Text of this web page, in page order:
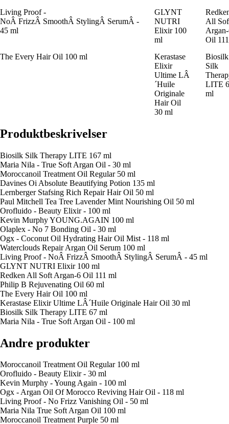
Living Proof -
NoÂ FrizzÂ SmoothÂ StylingÂ SerumÂ -
45 ml
GLYNT
NUTRI
Elixir 100
ml
All
Oil
The Every Hair Oil 100 ml
Kerastase
Elixir
Ultime LÂ
´Huile
Originale
Hair Oil
30 ml
Biosilk
Silk
LITE
ml
Produktbeskrivelser
Biosilk Silk Therapy LITE 167 ml
Maria Nila - True Soft Argan Oil - 30 ml
Moroccanoil Treatment Oil Regular 50 ml
Davines Oi Absolute Beautifying Potion 135 ml
Lernberger Stafsing Rich Repair Hair Oil 50 ml
Paul Mitchell Tea Tree Lavender Mint Nourishing Oil 50 ml
Orofluido - Beauty Elixir - 100 ml
Kevin Murphy YOUNG.AGAIN 100 ml
Olaplex - No 7 Bonding Oil - 30 ml
Ogx - Coconut Oil Hydrating Hair Oil Mist - 118 ml
Waterclouds Repair Argan Oil Serum 100 ml
Living Proof - NoÂ FrizzÂ SmoothÂ StylingÂ SerumÂ - 45 ml
GLYNT NUTRI Elixir 100 ml
Redken All Soft Argan-6 Oil 111 ml
Philip B Rejuvenating Oil 60 ml
The Every Hair Oil 100 ml
Kerastase Elixir Ultime LÂ´Huile Originale Hair Oil 30 ml
Biosilk Silk Therapy LITE 67 ml
Maria Nila - True Soft Argan Oil - 100 ml
Andre produkter
Moroccanoil Treatment Oil Regular 100 ml
Orofluido - Beauty Elixir - 30 ml
Kevin Murphy - Young Again - 100 ml
Ogx - Argan Oil Of Morocco Reviving Hair Oil - 118 ml
Living Proof - No Frizz Vanishing Oil - 50 ml
Maria Nila True Soft Argan Oil 100 ml
Moroccanoil Treatment Purple 50 ml